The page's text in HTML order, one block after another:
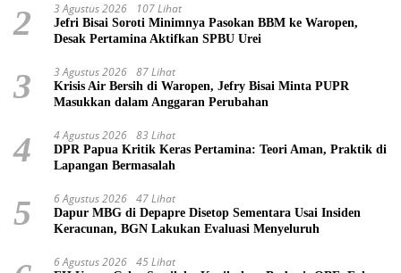
2 3 Agustus 2026 107 Lihat
Jefri Bisai Soroti Minimnya Pasokan BBM ke Waropen,
Desak Pertamina Aktifkan SPBU Urei
3 3 Agustus 2026 87 Lihat
Krisis Air Bersih di Waropen, Jefry Bisai Minta PUPR
Masukkan dalam Anggaran Perubahan
4 4 Agustus 2026 83 Lihat
DPR Papua Kritik Keras Pertamina: Teori Aman, Praktik di
Lapangan Bermasalah
5 6 Agustus 2026 47 Lihat
Dapur MBG di Depapre Disetop Sementara Usai Insiden
Keracunan, BGN Lakukan Evaluasi Menyeluruh
6 Agustus 2026 45 Lihat